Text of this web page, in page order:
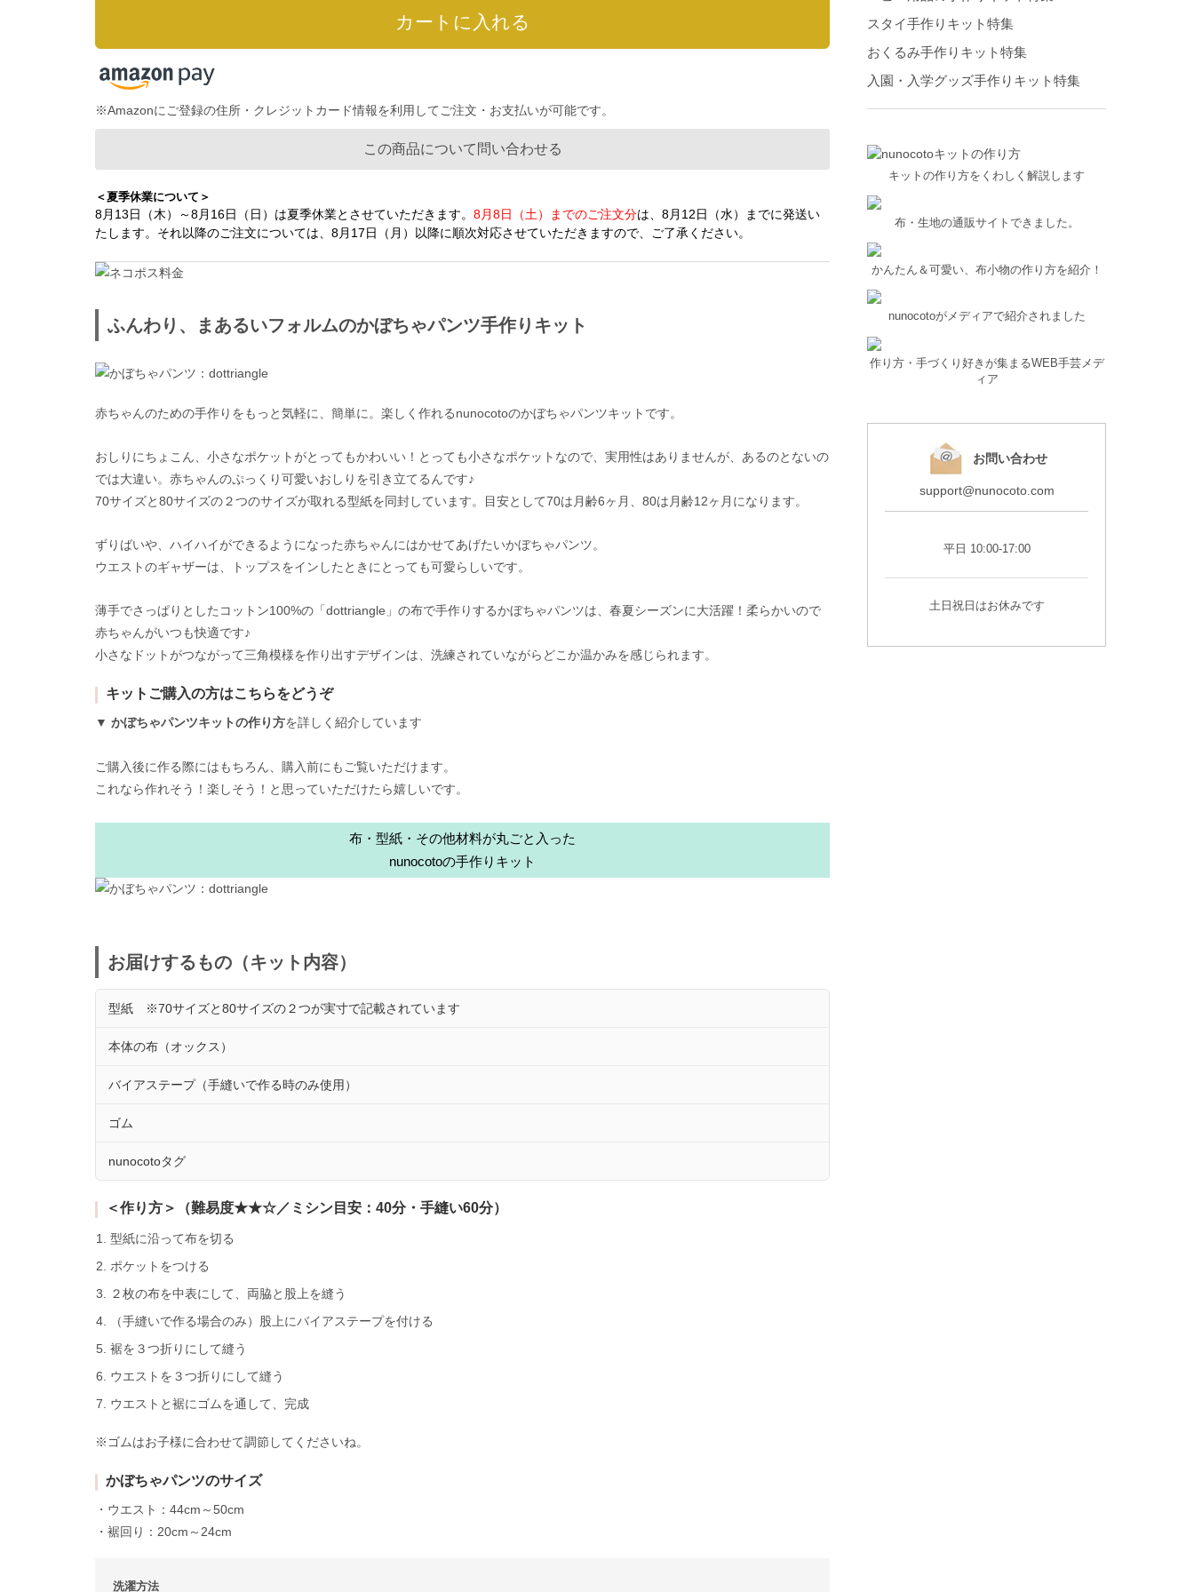
※Amazonにご登録の住所・クレジットカード情報を利用してご注文・お支払いが可能です。
この商品について問い合わせる
＜夏季休業について＞
8月13日（木）～8月16日（日）は夏季休業とさせていただきます。8月8日（土）までのご注文分は、8月12日（水）までに発送い
たします。それ以降のご注文については、8月17日（月）以降に順次対応させていただきますので、ご了承ください。
ふんわり、まあるいフォルムのかぼちゃパンツ手作りキット
赤ちゃんのための手作りをもっと気軽に、簡単に。楽しく作れるnunocotoのかぼちゃパンツキットです。
おしりにちょこん、小さなポケットがとってもかわいい！とっても小さなポケットなので、実用性はありませんが、あるのとないの
では大違い。赤ちゃんのぷっくり可愛いおしりを引き立てるんです♪
70サイズと80サイズの２つのサイズが取れる型紙を同封しています。目安として70は月齢6ヶ月、80は月齢12ヶ月になります。
ずりばいや、ハイハイができるようになった赤ちゃんにはかせてあげたいかぼちゃパンツ。
ウエストのギャザーは、トップスをインしたときにとっても可愛らしいです。
薄手でさっぱりとしたコットン100%の「dottriangle」の布で手作りするかぼちゃパンツは、春夏シーズンに大活躍！柔らかいので
赤ちゃんがいつも快適です♪
小さなドットがつながって三角模様を作り出すデザインは、洗練されていながらどこか温かみを感じられます。
キットご購入の方はこちらをどうぞ
▼ かぼちゃパンツキットの作り方を詳しく紹介しています
ご購入後に作る際にはもちろん、購入前にもご覧いただけます。
これなら作れそう！楽しそう！と思っていただけたら嬉しいです。
布・型紙・その他材料が丸ごと入った
nunocotoの手作りキット
お届けするもの（キット内容）
型紙 ※70サイズと80サイズの２つが実寸で記載されています
本体の布（オックス）
バイアステープ（手縫いで作る時のみ使用）
ゴム
nunocotoタグ
＜作り方＞（難易度★★☆／ミシン目安：40分・手縫い60分）
型紙に沿って布を切る
ポケットをつける
２枚の布を中表にして、両脇と股上を縫う
（手縫いで作る場合のみ）股上にバイアステープを付ける
裾を３つ折りにして縫う
ウエストを３つ折りにして縫う
ウエストと裾にゴムを通して、完成
※ゴムはお子様に合わせて調節してくださいね。
かぼちゃパンツのサイズ
・ウエスト：44cm～50cm
・裾回り：20cm～24cm
洗濯方法
スタイ手作りキット特集
おくるみ手作りキット特集
入園・入学グッズ手作りキット特集
キットの作り方をくわしく解説します
布・生地の通販サイトできました。
かんたん＆可愛い、布小物の作り方を紹介！
nunocotoがメディアで紹介されました
作り方・手づくり好きが集まるWEB手芸メデ
ィア
お問い合わせ
support@nunocoto.com
平日 10:00-17:00
土日祝日はお休みです